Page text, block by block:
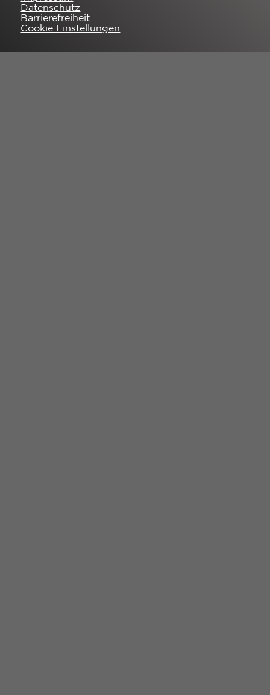
Datenschutz
Barrierefreiheit
Cookie Einstellungen